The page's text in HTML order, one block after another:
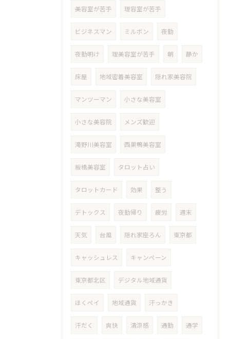
美容室が苦手 理容室が苦手
ビジネスマン ミルボン 夜勤
夜勤明け 理美容室が苦手 朝 静か
床屋 地域密着美容室 隠れ家美容院
マンツーマン 小さな美容室
小さな美容院 メンズ歓迎
滝野川美容室 西巣鴨美容室
板橋美容室 タロット占い
タロットカード 効果 整う
デトックス 夜勤帰り 疲労 週末
天気 台風 隠れ家座ろん 東京都
キャッシュレス キャンペーン
東京都北区 デジタル地域通貨
ほくペイ 地域通貨 汗っかき
汗だく 爽快 清涼感 通勤 通学